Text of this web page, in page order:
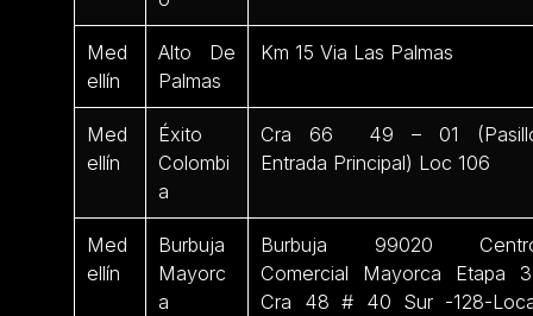
Med
ellín
Alto De
Palmas
Km 15 Via Las Palmas
Med
ellín
Éxito
Colombi
a
Cra 66 49 – 01
Entrada Principal) Loc 106
Med
ellín
Burbuja
Mayorc
a
Burbuja 99020
Comercial Mayorca Etapa
Cra 48 # 40 Sur -128-